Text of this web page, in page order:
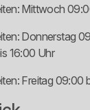
Mittwoch
Donnerstag
16:00 Uhr
Freitag 09:00